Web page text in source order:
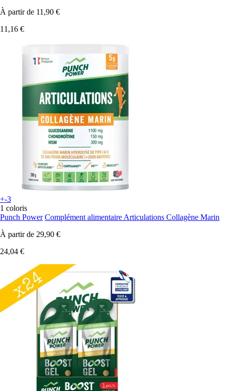
À partir de 11,90 €
11,16 €
+-3
1 coloris
Punch Power Complément alimentaire Articulations Collagène Marin
À partir de 29,90 €
24,04 €